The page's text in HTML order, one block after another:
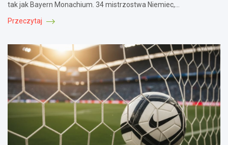
tak jak Bayern Monachium. 34 mistrzostwa Niemiec,…
Przeczytaj